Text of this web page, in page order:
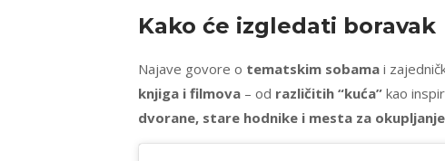
Kako će izgledati boravak
Najave govore o tematskim sobama i
knjiga i filmova – od različitih “kuća” kao
dvorane, stare hodnike i mesta za